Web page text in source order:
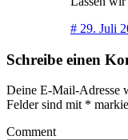
# 29. Juli
Schreibe einen
Deine E-Mail-Adresse
Felder sind mit *
Comment